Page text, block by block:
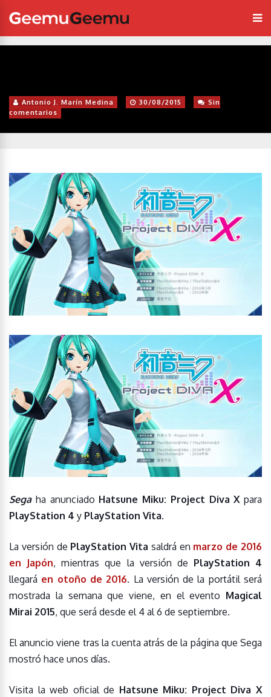
Antonio J. Marín Medina 30/08/2015
Sin
comentarios
Segaha anunciado Hatsune Miku: Project Diva Xpara
PlayStation 4 y PlayStation Vita.
La versión de PlayStation Vita saldrá en marzo de 2016
en Japón, mientras que la versión de PlayStation 4
llegará en otoño de 2016. La versión de la portátil será
mostrada la semana que viene, en el evento Magical
Mirai 2015, que será desde el 4 al 6 de septiembre.
El anuncio viene tras la cuenta atrás de la página que Sega
mostró hace unos días.
Visita la web oficial de Hatsune Miku: Project Diva X